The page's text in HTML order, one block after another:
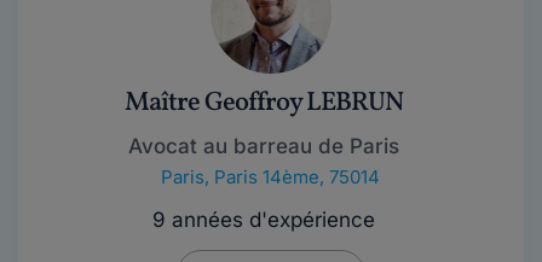
Maître Geoffroy LEBRUN
Avocat au barreau de Paris
Paris, Paris 14ème, 75014
9 années d'expérience